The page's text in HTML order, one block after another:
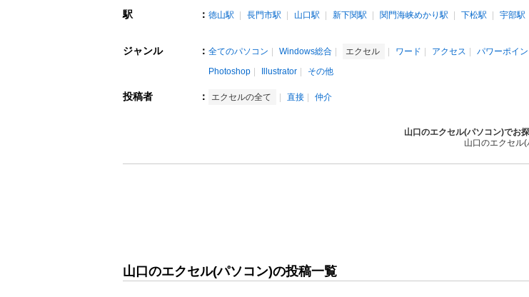
駅 ： 徳山駅 長門市駅 山口駅 新下関駅 関門海峡めかり駅 下松駅 宇部駅
ジャンル ： 全てのパソコン Windows総合 エクセル ワード アクセス パワーポイン
Photoshop
Illustrator その他
投稿者 ： エクセルの全て 直接 仲介
山口のエクセル(パソコン)でお
山口のエクセル
山口のエクセル(パソコン)の投稿一覧